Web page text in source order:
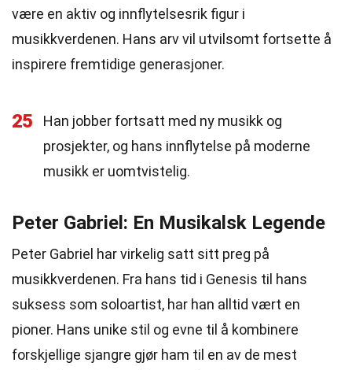
være en aktiv og innflytelsesrik figur i
musikkverdenen. Hans arv vil utvilsomt fortsette å
inspirere fremtidige generasjoner.
25
Han jobber fortsatt med ny musikk og
prosjekter, og hans innflytelse på moderne
musikk er uomtvistelig.
Peter Gabriel: En Musikalsk Legende
Peter Gabriel har virkelig satt sitt preg på
musikkverdenen. Fra hans tid i Genesis til hans
suksess som soloartist, har han alltid vært en
pioner. Hans unike stil og evne til å kombinere
forskjellige sjangre gjør ham til en av de mest